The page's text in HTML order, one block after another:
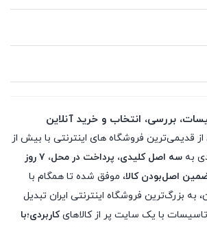
بررسی، انتخاب و خرید آنلاین
قدیمی‌ترین فروشگاه های اینترنتی با بیش از
به
سه اصل کلیدی، پرداخت در محل، ۷ روز
اصل‌بودن کالا، موفق شده تا همگام با
به بزرگ‌ترین فروشگاه اینترنتی ایران تبدیل
با یک سایت پر از کالاهایکاربردی؛با